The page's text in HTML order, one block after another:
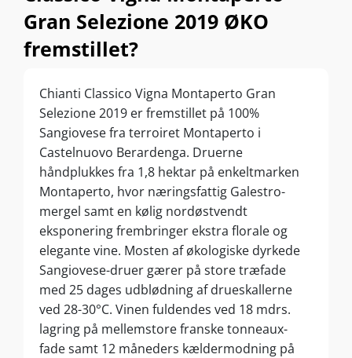
Gran Selezione 2019 ØKO
fremstillet?
Chianti Classico Vigna Montaperto Gran
Selezione 2019 er fremstillet på 100%
Sangiovese fra terroiret Montaperto i
Castelnuovo Berardenga. Druerne
håndplukkes fra 1,8 hektar på enkeltmarken
Montaperto, hvor næringsfattig Galestro-
mergel samt en kølig nordøstvendt
eksponering frembringer ekstra florale og
elegante vine. Mosten af økologiske dyrkede
Sangiovese-druer gærer på store træfade
med 25 dages udblødning af drueskallerne
ved 28-30°C. Vinen fuldendes ved 18 mdrs.
lagring på mellemstore franske tonneaux-
fade samt 12 måneders kældermodning på